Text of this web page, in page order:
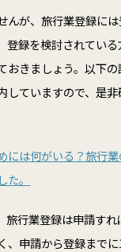
んが、旅行業登録に
登録を検討されてい
おきましょう。以下
していますので、是非
には何がいる？旅行
。
旅行業登録は申請す
、申請から登録まで